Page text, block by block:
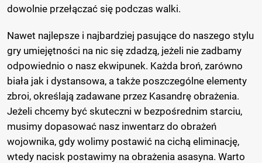
dowolnie przełączać się podczas walki.
Nawet najlepsze i najbardziej pasujące do naszego stylu
gry umiejętności na nic się zdadzą, jeżeli nie zadbamy
odpowiednio o nasz ekwipunek. Każda broń, zarówno
biała jak i dystansowa, a także poszczególne elementy
zbroi, określają zadawane przez Kasandrę obrażenia.
Jeżeli chcemy być skuteczni w bezpośrednim starciu,
musimy dopasować nasz inwentarz do obrażeń
wojownika, gdy wolimy postawić na cichą eliminację,
wtedy nacisk postawimy na obrażenia asasyna. Warto